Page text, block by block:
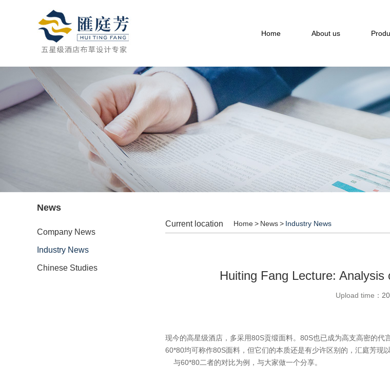
Home About us
News
Company News
Industry News
Chinese Studies
Current location Home> News> Industry News
Huiting Fang Lecture:
Upload time：
现今的高星级酒店，多采用80S贡缎面料。80S也已成为高支高密的
60*80均可称作80S面料，但它们的本质还是有少许区别的，汇庭芳现
与60*80二者的对比为例，与大家做一个分享。